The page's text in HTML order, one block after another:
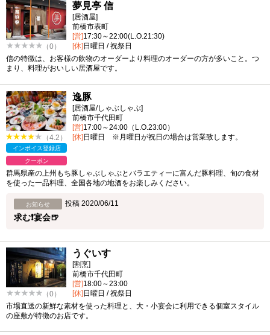
（0）
夢見亭 信
[居酒屋]
前橋市表町
[営]17:30～22:00(L.O.21:30)
[休] 日曜日 / 祝祭日
信の特徴は、お客様の飲物のオーダーより料理のオーダーの方が多いこと。つ
まり、料理がおいしい居酒屋です。
（4.2）
インボイス登録店
クーポン
逸豚
[居酒屋/しゃぶしゃぶ]
前橋市千代田町
[営]17:00～24:00（L.O.23:00）
[休]日曜日 ※月曜日が祝日の場合は営業致します。
群馬県産の上州もち豚しゃぶしゃぶとバラエティーに富んだ豚料理、旬の食材
を使った一品料理、全国各地の地酒をお楽しみください。
お知らせ 投稿 2020/06/11
求む❗宴会🍺
（0）
うぐいす
[割烹]
前橋市千代田町
[営]18:00～23:00
[休]日曜日 / 祝祭日
市場直送の新鮮な素材を使った料理と、大・小宴会に利用できる個室スタイル
の座敷が特徴のお店です。